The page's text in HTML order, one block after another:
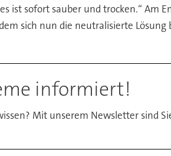
ist sofort sauber und trocken.“ Am
sich nun die neutralisierte
informiert!
Mit unserem Newsletter sind